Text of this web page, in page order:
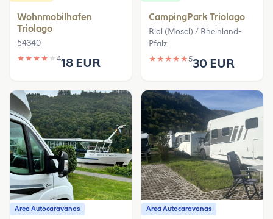
Wohnmobilhafen
Triolago
54340
★ ★ ★ ★ ★ 418 EUR
CampingPark Triolago
Riol (Mosel) / Rheinland-
Pfalz
★ ★ ★ ★ ★530 EUR
Area Autocaravanas Area Autocaravanas